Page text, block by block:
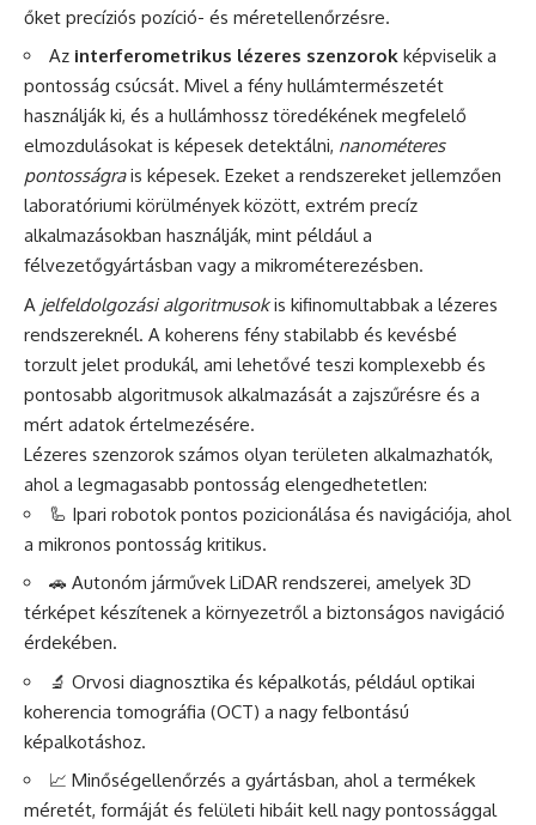
őket precíziós pozíció- és méretellenőrzésre.
Az interferometrikus lézeres szenzorok képviselik a
pontosság csúcsát. Mivel a fény hullámtermészetét
használják ki, és a hullámhossz töredékének megfelelő
elmozdulásokat is képesek detektálni, nanométeres
pontosságrais képesek. Ezeket a rendszereket jellemzően
laboratóriumi körülmények között, extrém precíz
alkalmazásokban használják, mint például a
félvezetőgyártásban vagy a mikrométerezésben.
A jelfeldolgozási algoritmusokis kifinomultabbak a lézeres
rendszereknél. A koherens fény stabilabb és kevésbé
torzult jelet produkál, ami lehetővé teszi komplexebb és
pontosabb algoritmusok alkalmazását a zajszűrésre és a
mért adatok értelmezésére.
Lézeres szenzorok számos olyan területen alkalmazhatók,
ahol a legmagasabb pontosság elengedhetetlen:
🦾 Ipari robotok pontos pozicionálása és navigációja, ahol
a mikronos pontosság kritikus.
🚗 Autonóm járművek LiDAR rendszerei, amelyek 3D
térképet készítenek a környezetről a biztonságos navigáció
érdekében.
🔬 Orvosi diagnosztika és képalkotás, például optikai
koherencia tomográfia (OCT) a nagy felbontású
képalkotáshoz.
📈 Minőségellenőrzés a gyártásban, ahol a termékek
méretét, formáját és felületi hibáit kell nagy pontossággal